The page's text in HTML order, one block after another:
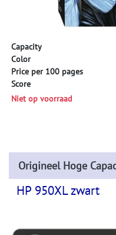
Capacity
Color
Price per 100 pages
Score
Niet op voorraad
Origineel Hoge
HP 950XL zwart